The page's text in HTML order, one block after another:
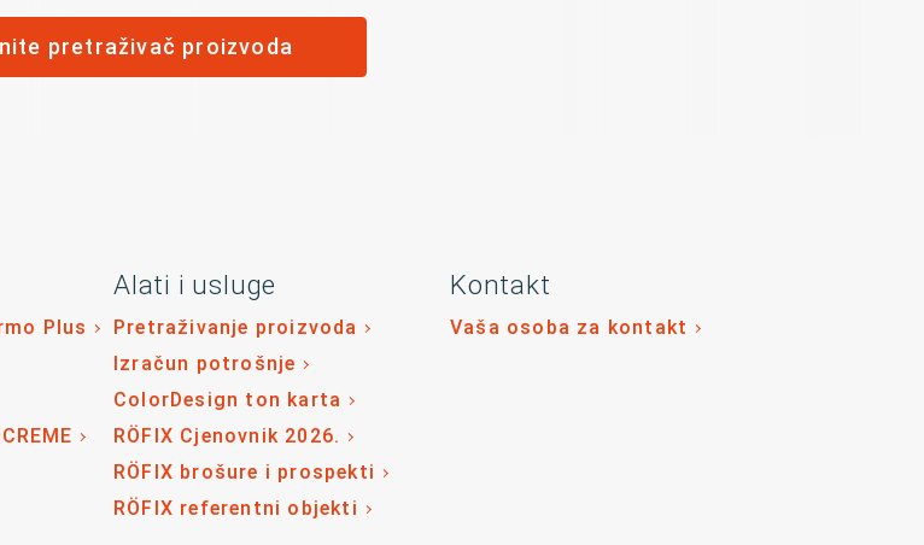
pretraživač proizvoda
Plus
Alati i usluge
Pretraživanje proizvoda
Izračun potrošnje
ColorDesign ton karta
RÖFIX Cjenovnik 2026.
RÖFIX brošure i prospekti
RÖFIX referentni objekti
Kontakt
Vaša osoba za kontakt